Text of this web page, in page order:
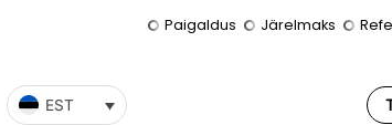
Paigaldus Järelmaks
EST